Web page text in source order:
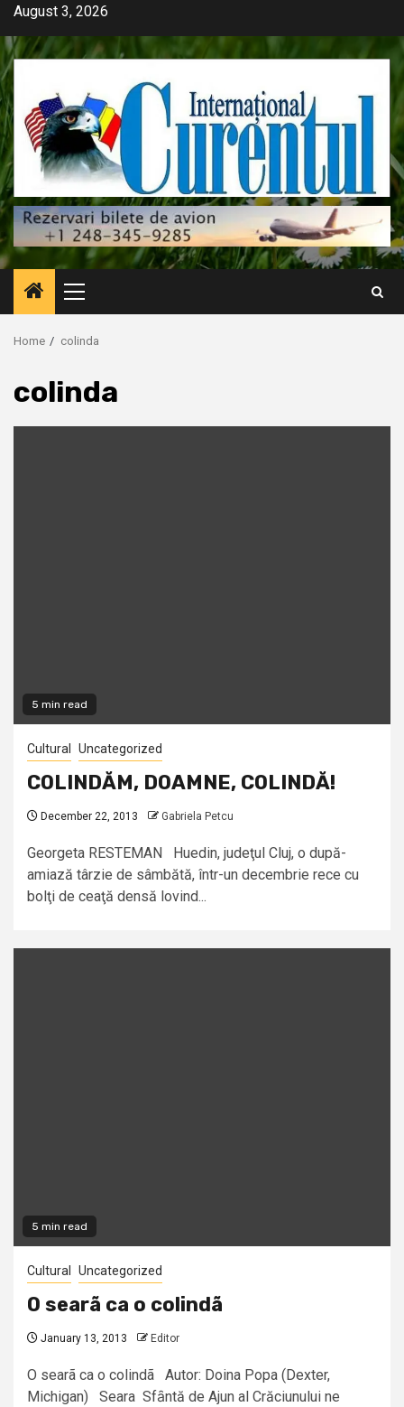
Skip
content
August 3, 2026
Primary
Menu
Home colinda
colinda
5 min read
Cultural Uncategorized
COLINDĂM, DOAMNE, COLINDĂ!
December 22, 2013 Gabriela Petcu
Georgeta RESTEMAN Huedin, judeţul Cluj, o după-
amiază târzie de sâmbătă, într-un decembrie rece cu
bolţi de ceaţă densă lovind...
5 min read
Cultural Uncategorized
O searã ca o colindã
January 13, 2013 Editor
O searã ca o colindã Autor: Doina Popa (Dexter,
Michigan) Seara Sfȃntă de Ajun al Crăciunului ne